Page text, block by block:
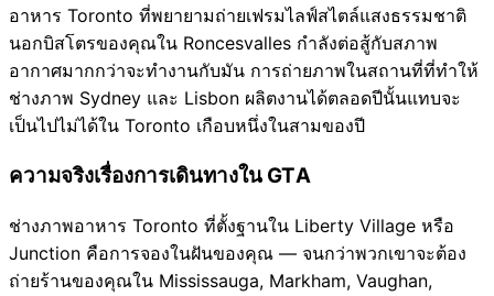
อาหาร Toronto ที่พยายามถ่ายเฟรมไลฟ์สไตล์แสงธรรมชาติ
นอกบิสโตรของคุณใน Roncesvalles กำลังต่อสู้กับสภาพ
อากาศมากกว่าจะทำงานกับมัน การถ่ายภาพในสถานที่ที่ทำให้
ช่างภาพ Sydney และ Lisbon ผลิตงานได้ตลอดปีนั้นแทบจะ
เป็นไปไม่ได้ใน Toronto เกือบหนึ่งในสามของปี
ความจริงเรื่องการเดินทางใน GTA
ช่างภาพอาหาร Toronto ที่ตั้งฐานใน Liberty Village หรือ
Junction คือการจองในฝันของคุณ — จนกว่าพวกเขาจะต้อง
ถ่ายร้านของคุณใน Mississauga, Markham, Vaughan,